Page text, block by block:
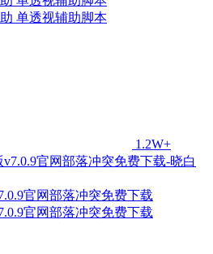
单透视辅助脚本
1.2W+
官网部落冲突免费下载
官网部落冲突免费下载